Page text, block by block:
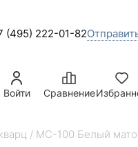
(495) 222-01-82
Войти Сравнение
/ МC-100 Белый